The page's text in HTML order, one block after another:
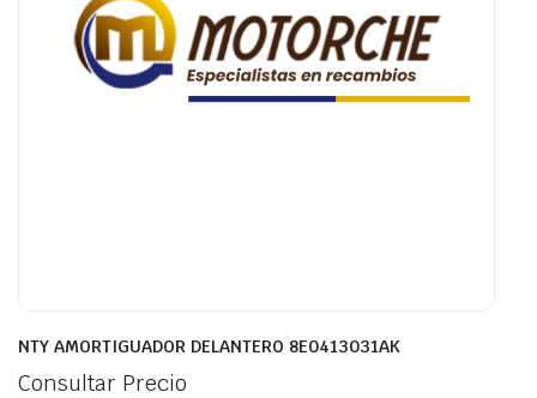
NTY AMORTIGUADOR DELANTERO 8E0413031AK
Consultar Precio